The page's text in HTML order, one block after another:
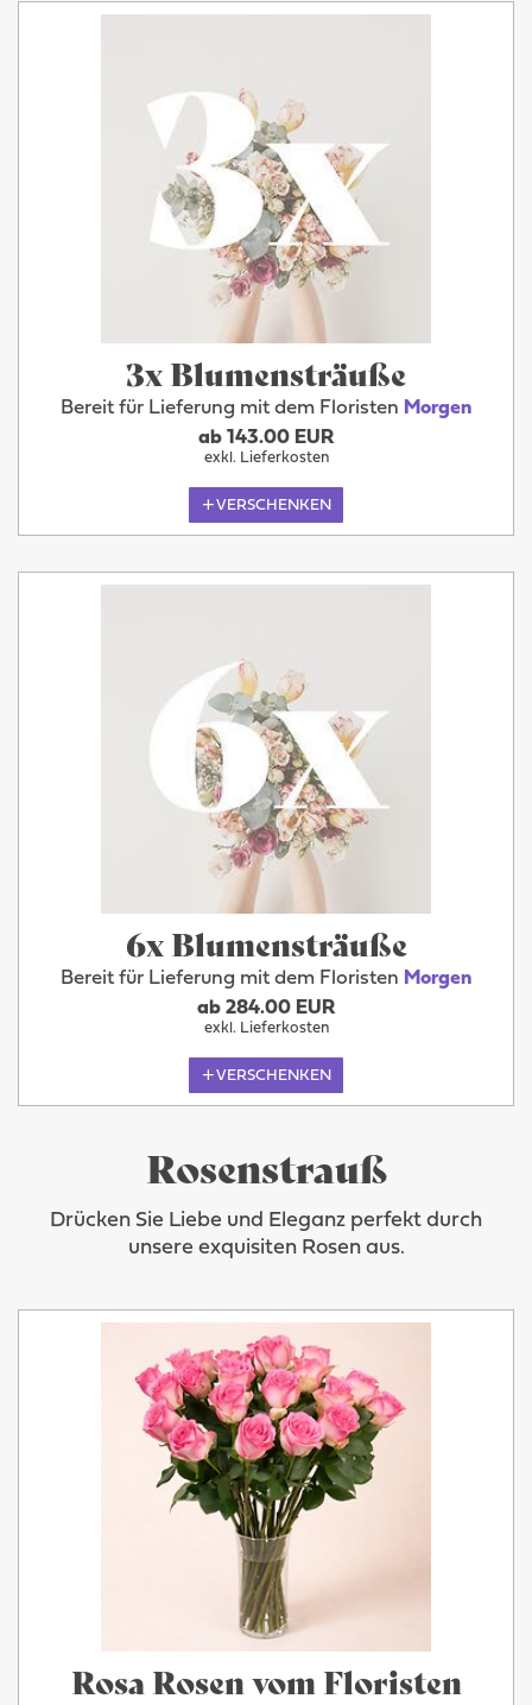
3x Blumensträuße
Bereit für Lieferung mit dem Floristen Morgen
ab 143.00 EUR
exkl. Lieferkosten
VERSCHENKEN
6x Blumensträuße
Bereit für Lieferung mit dem Floristen Morgen
ab 284.00 EUR
exkl. Lieferkosten
VERSCHENKEN
Rosenstrauß
Drücken Sie Liebe und Eleganz perfekt durch
unsere exquisiten Rosen aus.
Rosa Rosen vom Floristen